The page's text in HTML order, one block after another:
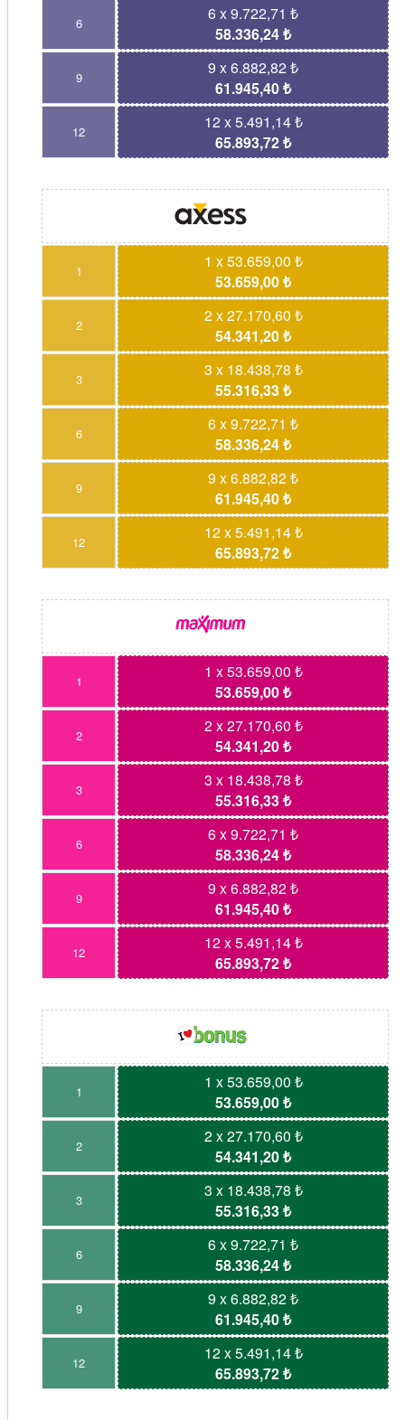
6
6 x 9.722,71 ₺
58.336,24 ₺
9
9 x 6.882,82 ₺
61.945,40 ₺
12
12 x 5.491,14 ₺
65.893,72 ₺
1
1 x 53.659,00 ₺
53.659,00 ₺
2
2 x 27.170,60 ₺
54.341,20 ₺
3
3 x 18.438,78 ₺
55.316,33 ₺
6
6 x 9.722,71 ₺
58.336,24 ₺
9
9 x 6.882,82 ₺
61.945,40 ₺
12
12 x 5.491,14 ₺
65.893,72 ₺
1
1 x 53.659,00 ₺
53.659,00 ₺
2
2 x 27.170,60 ₺
54.341,20 ₺
3
3 x 18.438,78 ₺
55.316,33 ₺
6
6 x 9.722,71 ₺
58.336,24 ₺
9
9 x 6.882,82 ₺
61.945,40 ₺
12
12 x 5.491,14 ₺
65.893,72 ₺
1
1 x 53.659,00 ₺
53.659,00 ₺
2
2 x 27.170,60 ₺
54.341,20 ₺
3
3 x 18.438,78 ₺
55.316,33 ₺
6
6 x 9.722,71 ₺
58.336,24 ₺
9
9 x 6.882,82 ₺
61.945,40 ₺
12
12 x 5.491,14 ₺
65.893,72 ₺